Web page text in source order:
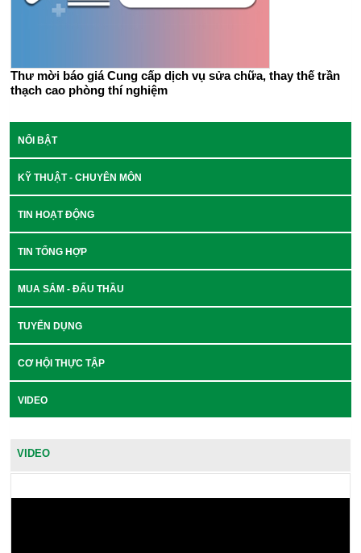
Thư mời báo giá Cung cấp dịch vụ sửa chữa, thay thế trần
thạch cao phòng thí nghiệm
NỔI BẬT
KỸ THUẬT - CHUYÊN MÔN
TIN HOẠT ĐỘNG
TIN TỔNG HỢP
MUA SẮM - ĐẤU THẦU
TUYỂN DỤNG
CƠ HỘI THỰC TẬP
VIDEO
VIDEO